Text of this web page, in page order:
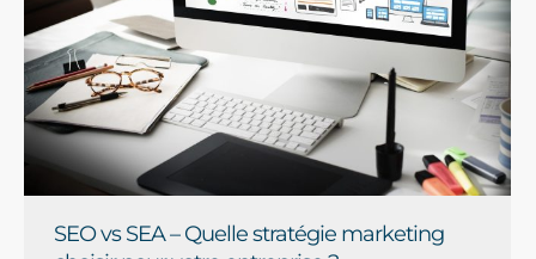
SEO vs SEA – Quelle stratégie marketing